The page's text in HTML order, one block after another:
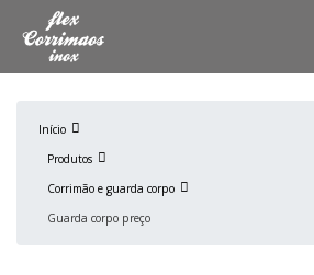
Início
Produtos
Corrimão e guarda corpo
Guarda corpo preço